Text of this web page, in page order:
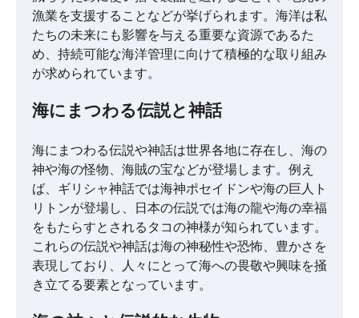
漁業を支援することなどが挙げられます。海洋は私
たちの未来にも影響を与える重要な資源であるた
め、持続可能な海洋管理に向けて積極的な取り組み
が求められています。
海にまつわる伝説と神話
海にまつわる伝説や神話は世界各地に存在し、海の
神や海の怪物、海賊の宝などが登場します。例え
ば、ギリシャ神話では海神ポセイドンや海の巨人ト
リトンが登場し、日本の伝説では海の龍や海の幸福
をもたらすとされるタコの神様が知られています。
これらの伝説や神話は海の神秘性や恐怖、豊かさを
表現しており、人々にとって海への畏敬や興味を掻
き立てる要素となっています。